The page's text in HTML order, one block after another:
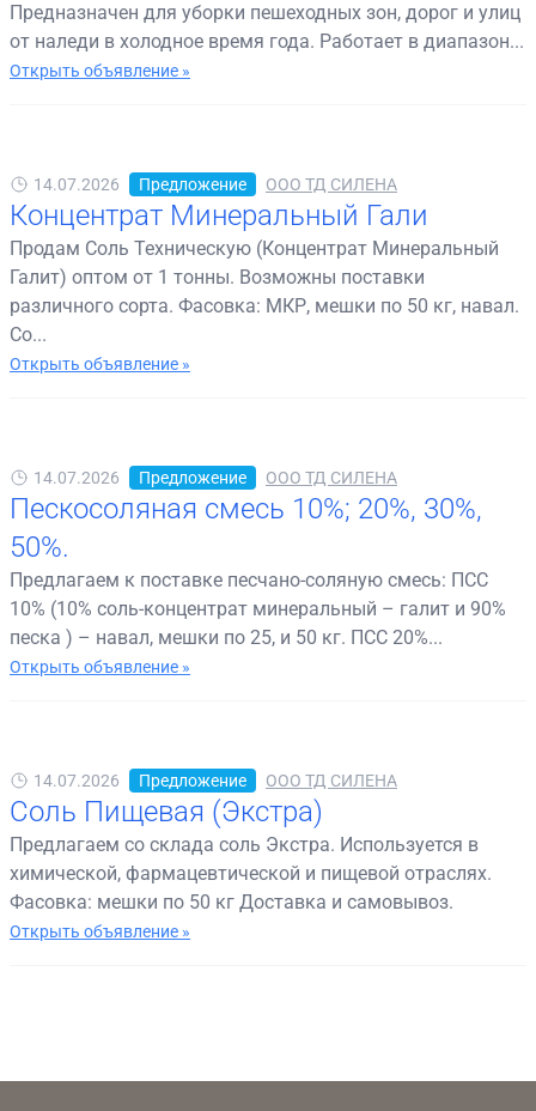
Предназначен для уборки пешеходных зон, дорог и улиц
от наледи в холодное время года. Работает в диапазон...
Открыть объявление »
14.07.2026 Предложение ООО ТД СИЛЕНА
Концентрат Минеральный Гали
Продам Соль Техническую (Концентрат Минеральный
Галит) оптом от 1 тонны. Возможны поставки
различного сорта. Фасовка: МКР, мешки по 50 кг, навал.
Со...
Открыть объявление »
14.07.2026 Предложение ООО ТД СИЛЕНА
Пескосоляная смесь 10%; 20%, 30%,
50%.
Предлагаем к поставке песчано-соляную смесь: ПСС
10% (10% соль-концентрат минеральный – галит и 90%
песка ) – навал, мешки по 25, и 50 кг. ПСС 20%...
Открыть объявление »
14.07.2026 Предложение ООО ТД СИЛЕНА
Соль Пищевая (Экстра)
Предлагаем со склада соль Экстра. Используется в
химической, фармацевтической и пищевой отраслях.
Фасовка: мешки по 50 кг Доставка и самовывоз.
Открыть объявление »